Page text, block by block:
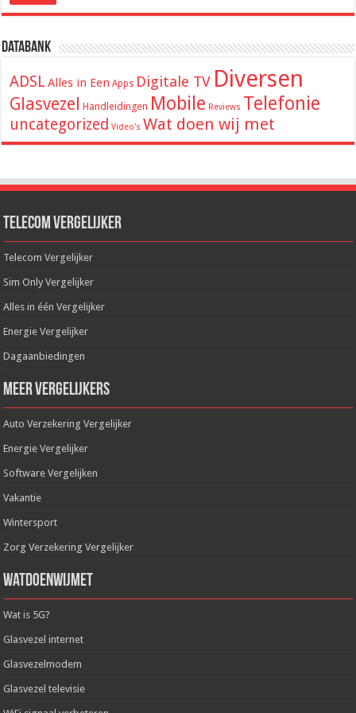
Databank
ADSL Alles in Een Apps Digitale TV Diversen
Glasvezel Handleidingen Mobile Reviews Telefonie
uncategorized Video's Wat doen wij met
Telecom Vergelijker
Telecom Vergelijker
Sim Only Vergelijker
Alles in één Vergelijker
Energie Vergelijker
Dagaanbiedingen
Meer Vergelijkers
Auto Verzekering Vergelijker
Energie Vergelijker
Software Vergelijken
Vakantie
Wintersport
Zorg Verzekering Vergelijker
WatDoenWijMet
Wat is 5G?
Glasvezel internet
Glasvezelmodem
Glasvezel televisie